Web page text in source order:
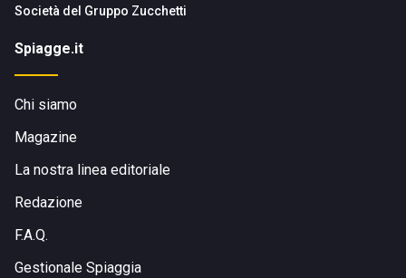
Società del Gruppo Zucchetti
Spiagge.it
Chi siamo
Magazine
La nostra linea editoriale
Redazione
F.A.Q.
Gestionale Spiaggia